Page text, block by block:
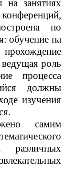
на занятиях
по
обучение на
роль
процесса
должны
изучения
самим
различных